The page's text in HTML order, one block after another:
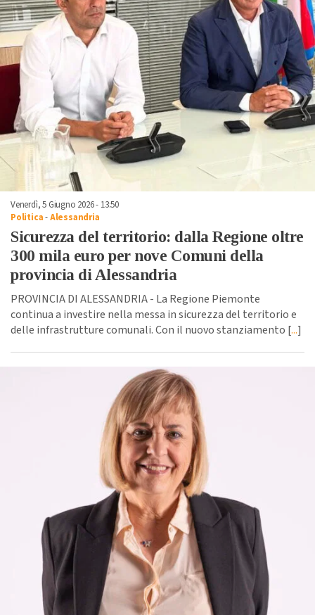
Venerdì, 5 Giugno 2026 - 13:50
Politica-Alessandria
Sicurezza del territorio: dalla Regione oltre
300 mila euro per nove Comuni della
provincia di Alessandria
PROVINCIA DI ALESSANDRIA - La Regione Piemonte
continua a investire nella messa in sicurezza del territorio e
delle infrastrutture comunali. Con il nuovo stanziamento [...]